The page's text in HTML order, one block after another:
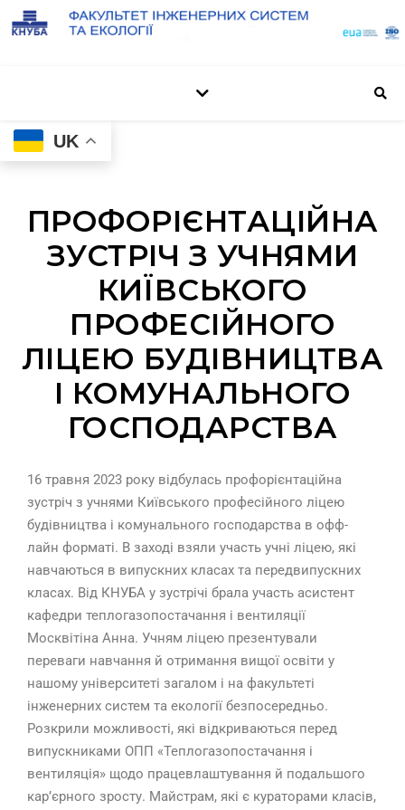
UK
ПРОФОРІЄНТАЦІЙНА
ЗУСТРІЧ З УЧНЯМИ
КИЇВСЬКОГО
ПРОФЕСІЙНОГО
ЛІЦЕЮ БУДІВНИЦТВА
І КОМУНАЛЬНОГО
ГОСПОДАРСТВА
16 травня 2023 року відбулась профорієнтаційна
зустріч з учнями Київського професійного ліцею
будівництва і комунального господарства в офф-
лайн форматі. В заході взяли участь учні ліцею, які
навчаються в випускних класах та передвипускних
класах. Від КНУБА у зустрічі брала участь асистент
кафедри теплогазопостачання і вентиляції
Москвітіна Анна. Учням ліцею презентували
переваги навчання й отримання вищої освіти у
нашому університеті загалом і на факультеті
інженерних систем та екології безпосередньо.
Розкрили можливості, які відкриваються перед
випускниками ОПП «Теплогазопостачання і
вентиляція» щодо працевлаштування й подальшого
кар’єрного зросту. Майстрам, які є кураторами класів,